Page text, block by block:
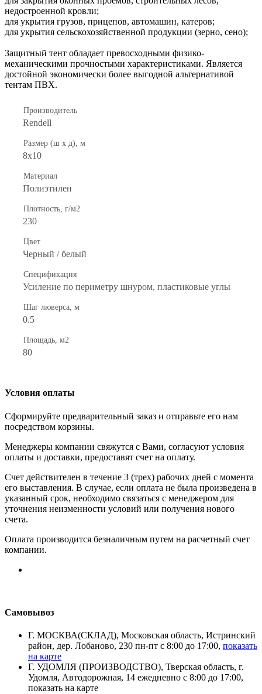
недостроенной кровли;
для укрытия грузов, прицепов, автомашин, катеров;
для укрытия сельскохозяйственной продукции (зерно, сено);
Защитный тент обладает превосходными физико-
механическими прочностыми характеристиками. Является
достойной экономически более выгодной альтернативой
тентам ПВХ.
Производитель
Rendell
Размер (ш х д), м
8х10
Материал
Полиэтилен
Плотность, г/м2
230
Цвет
Черный / белый
Спецификация
Усиление по периметру шнуром, пластиковые углы
Шаг люверса, м
0.5
Площадь, м2
80
Условия оплаты
Сформируйте предварительный заказ и отправьте его нам
посредством корзины.
Менеджеры компании свяжутся с Вами, согласуют условия
оплаты и доставки, предоставят счет на оплату.
Счет действителен в течение 3 (трех) рабочих дней с момента
его выставления. В случае, если оплата не была произведена в
указанный срок, необходимо связаться с менеджером для
уточнения неизменности условий или получения нового
счета.
Оплата производится безналичным путем на расчетный счет
компании.
Самовывоз
Г. МОСКВА(СКЛАД), Московская область, Истринский
район, дер. Лобаново, 230 пн-пт с 8:00 до 17:00, показать
на карте
Г. УДОМЛЯ (ПРОИЗВОДСТВО), Тверская область, г.
Удомля, Автодорожная, 14 ежедневно с 8:00 до 17:00,
показать на карте